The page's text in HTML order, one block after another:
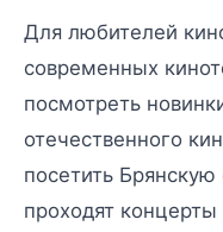
Для любителей
современных
посмотреть
отечественного
посетить
проходят концерты